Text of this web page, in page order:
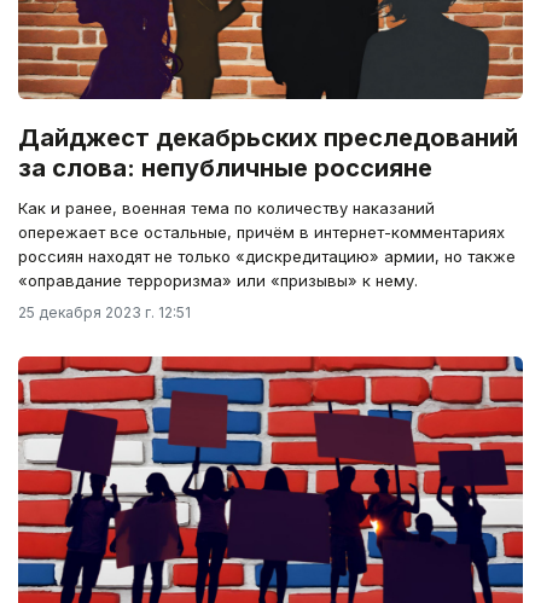
Дайджест декабрьских преследований
за слова: непубличные россияне
Как и ранее, военная тема по количеству наказаний
опережает все остальные, причём в интернет-комментариях
россиян находят не только «дискредитацию» армии, но также
«оправдание терроризма» или «призывы» к нему.
25 декабря 2023 г. 12:51